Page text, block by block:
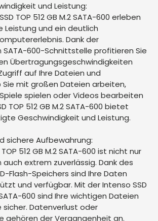
und Leistung:
TOP 512 GB M.2 SATA-600 erleben
Leistung und ein deutlich
Dank der
600-Schnittstelle profitieren Sie
Übertragungsgeschwindigkeiten
auf Ihre Dateien und
Sie mit großen Dateien arbeiten,
spielen oder Videos bearbeiten
TOP 512 GB M.2 SATA-600 bietet
Geschwindigkeit und Leistung.
sichere Aufbewahrung:
512 GB M.2 SATA-600 ist nicht nur
auch extrem zuverlässig. Dank des
Flash-Speichers sind Ihre Daten
und verfügbar. Mit der Intenso SSD
SATA-600 sind Ihre wichtigen Dateien
sicher. Datenverlust oder
gehören der Vergangenheit an.